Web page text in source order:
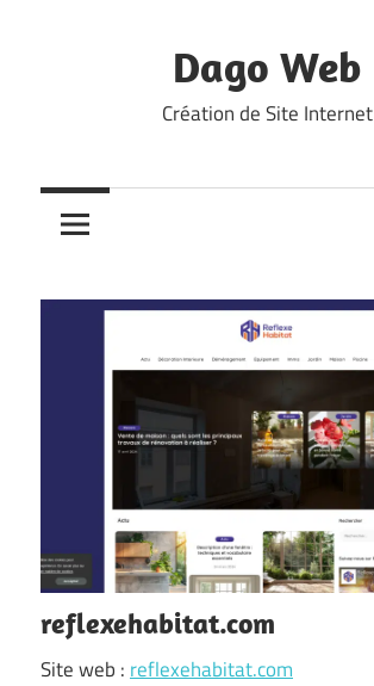
Dago Web
Création de Site Internet
reflexehabitat.com
Site web : reflexehabitat.com